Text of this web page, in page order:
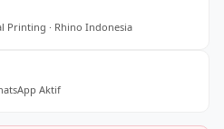
Printing · Rhino Indonesia
Aktif